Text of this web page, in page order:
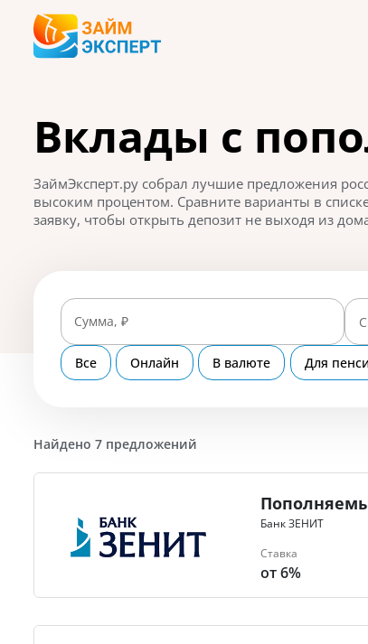
Вклады с
ЗаймЭксперт.ру собрал лучшие предложения
высоким процентом. Сравните варианты в
заявку, чтобы открыть депозит не выходя из
Сумма, ₽
Все Онлайн В валюте Для
Найдено 7 предложений
Банк ЗЕНИТ
Ставка
от 6%